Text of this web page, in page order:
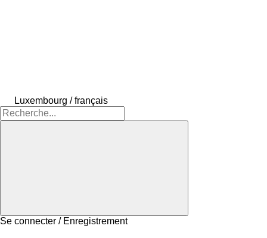
Luxembourg / français
Se connecter / Enregistrement